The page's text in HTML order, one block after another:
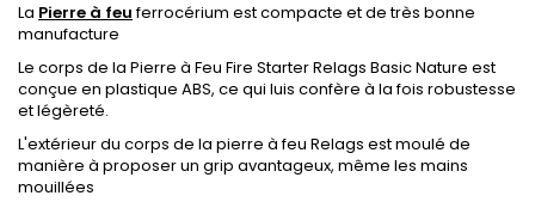
La Pierre à feuferrocérium est compacte et de très bonne
manufacture
Le corps de la Pierre à Feu Fire Starter Relags Basic Nature est
conçue en plastique ABS, ce qui luis confère à la fois robustesse
et légèreté.
L'extérieur du corps de la pierre à feu Relags est moulé de
manière à proposer un grip avantageux, même les mains
mouillées